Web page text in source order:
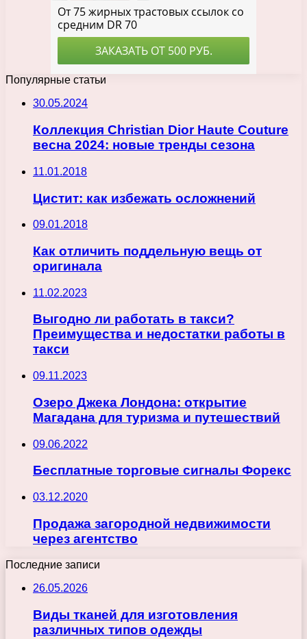
Популярные статьи
30.05.2024
Коллекция Christian Dior Haute Couture
весна 2024: новые тренды сезона
11.01.2018
Цистит: как избежать осложнений
09.01.2018
Как отличить поддельную вещь от
оригинала
11.02.2023
Выгодно ли работать в такси?
Преимущества и недостатки работы в
такси
09.11.2023
Озеро Джека Лондона: открытие
Магадана для туризма и путешествий
09.06.2022
Бесплатные торговые сигналы Форекс
03.12.2020
Продажа загородной недвижимости
через агентство
Последние записи
26.05.2026
Виды тканей для изготовления
различных типов одежды